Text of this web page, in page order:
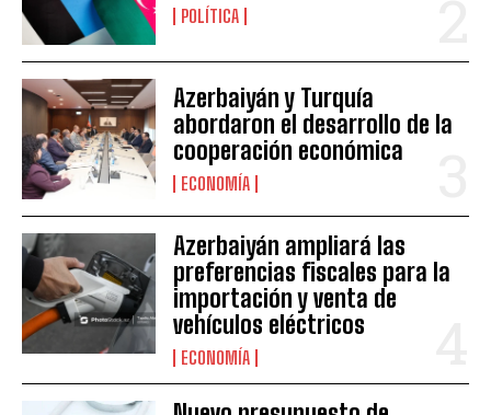
POLÍTICA
Azerbaiyán y Turquía
abordaron el desarrollo de la
cooperación económica
ECONOMÍA
Azerbaiyán ampliará las
preferencias fiscales para la
importación y venta de
vehículos eléctricos
ECONOMÍA